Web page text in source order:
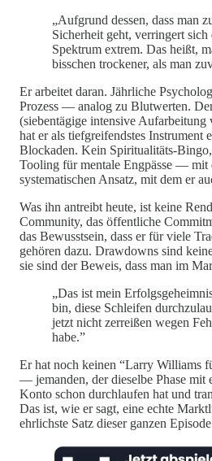
„Aufgrund dessen, dass man
Sicherheit geht, verringert sich
Spektrum extrem. Das heißt,
bisschen trockener, als man
Er arbeitet daran. Jährliche
Prozess — analog zu Blutwerten.
(siebentägige intensive
hat er als tiefgreifendstes
Blockaden. Kein Spiritualitäts-
Tooling für mentale Engpässe — mit
systematischen Ansatz, mit dem er
Was ihn antreibt heute, ist keine
Community, das öffentliche
das Bewusstsein, dass er für viele
gehören dazu. Drawdowns sind
sie sind der Beweis, dass man im
„Das ist mein
bin, diese Schleifen
jetzt nicht zerreißen wegen
habe.”
Er hat noch keinen “Larry Williams
— jemanden, der dieselbe Phase
Konto schon durchlaufen hat und
Das ist, wie er sagt, eine echte
ehrlichste Satz dieser ganzen